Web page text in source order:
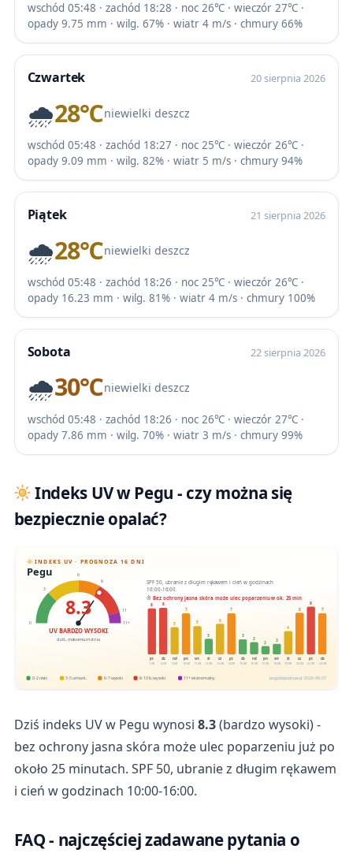
wschód 05:48 · zachód 18:28 · noc 26℃ · wieczór 27℃ ·
opady 9.75 mm · wilg. 67% · wiatr 4 m/s · chmury 66%
Czwartek 20 sierpnia 2026
🌧️28℃niewielki deszcz
wschód 05:48 · zachód 18:27 · noc 25℃ · wieczór 26℃ ·
opady 9.09 mm · wilg. 82% · wiatr 5 m/s · chmury 94%
Piątek 21 sierpnia 2026
🌧️28℃niewielki deszcz
wschód 05:48 · zachód 18:26 · noc 25℃ · wieczór 26℃ ·
opady 16.23 mm · wilg. 81% · wiatr 4 m/s · chmury 100%
Sobota 22 sierpnia 2026
🌧️30℃niewielki deszcz
wschód 05:48 · zachód 18:26 · noc 26℃ · wieczór 27℃ ·
opady 7.86 mm · wilg. 70% · wiatr 3 m/s · chmury 99%
Indeks UV w Pegu - czy można się
bezpiecznie opalać?
INDEKS UV · PROGNOZA 16 DNI
Pegu
0
3
6
8
11
11+
8.3
UV BARDZO WYSOKI
dziś, maksimum dnia
SPF 50, ubranie z długim rękawem i cień w godzinach
10:00-16:00.
Bez ochrony jasna skóra może ulec poparzeniu w ok. 25 min
8
pt
7.08
8
sb
8.08
5
nd
9.08
7
pn
10.08
5
wt
11.08
3
śr
12.08
6
cz
13.08
7
pt
14.08
3
sb
15.08
2
nd
16.08
2
pn
17.08
2
wt
18.08
4
śr
19.08
8
cz
20.08
9
pt
21.08
7
sb
22.08
0-2 niski 3-5 umiark. 6-7 wysoki 8-10 b. wysoki 11+ ekstremalny pogodapodroze.pl · 2026-08-07
Dziś indeks UV w Pegu wynosi 8.3(bardzo wysoki) -
bez ochrony jasna skóra może ulec poparzeniu już po
około 25 minutach. SPF 50, ubranie z długim rękawem
i cień w godzinach 10:00-16:00.
FAQ - najczęściej zadawane pytania o